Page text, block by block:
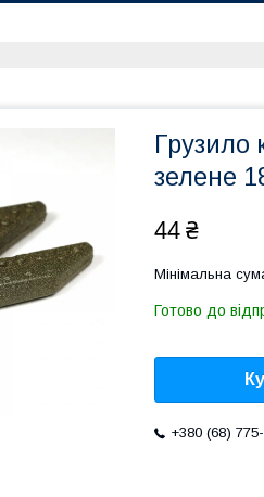
Грузило
зелене
44 ₴
Мінімальна
Готово до
+380 (68)